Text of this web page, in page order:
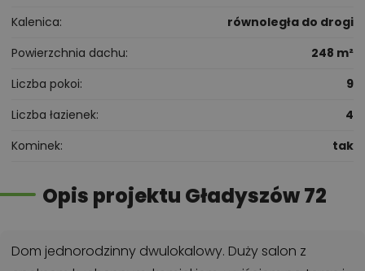
Kalenica
równoległa do drogi
Powierzchnia dachu
248 m²
Liczba pokoi
9
Liczba łazienek
4
Kominek
tak
Opis projektu Gładyszów 72
Dom jednorodzinny dwulokalowy. Duży salon z